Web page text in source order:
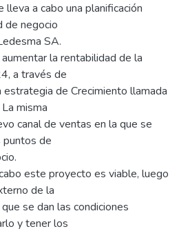
a cabo una planificación
de negocio
SA.
la rentabilidad de la
a través de
de Crecimiento llamada
misma
canal de ventas en la que se
puntos de
este proyecto es viable, luego
de la
se dan las condiciones
y tener los